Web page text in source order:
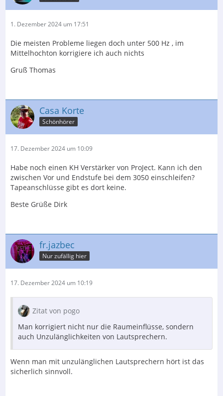
1. Dezember 2024 um 17:51
Die meisten Probleme liegen doch unter 500 Hz , im
Mittelhochton korrigiere ich auch nichts
Gruß Thomas
Casa Korte
Schönhörer
17. Dezember 2024 um 10:09
Habe noch einen KH Verstärker von ProJect. Kann ich den
zwischen Vor und Endstufe bei dem 3050 einschleifen?
Tapeanschlüsse gibt es dort keine.
Beste Grüße Dirk
fr.jazbec
Nur zufällig hier
17. Dezember 2024 um 10:19
Zitat von pogo
Man korrigiert nicht nur die Raumeinflüsse, sondern
auch Unzulänglichkeiten von Lautsprechern.
Wenn man mit unzulänglichen Lautsprechern hört ist das
sicherlich sinnvoll.